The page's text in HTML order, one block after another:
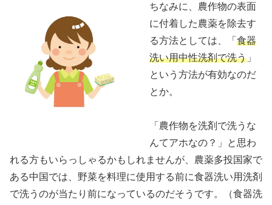
ちなみに、農作物の表面
に付着した農薬を除去す
る方法としては、「 食器
洗い用中性洗剤で洗う 」
という方法が有効なのだ
とか。
「農作物を洗剤で洗うな
んてアホなの？」と思わ
れる方もいらっしゃるかもしれませんが、農薬多投国家で
ある中国では、野菜を料理に使用する前に食器洗い用洗剤
で洗うのが当たり前になっているのだそうです。（食器洗